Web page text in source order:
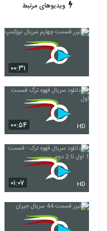
ویدیوهای مرتبط
۰۰:۳۱
۰۰:۵۴ HD
۰۱:۰۷ HD